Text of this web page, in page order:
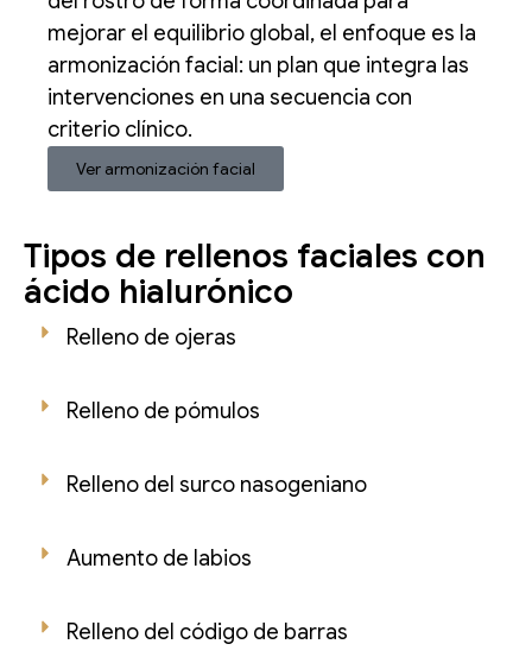
mejorar el equilibrio global, el enfoque es la
armonización facial: un plan que integra las
intervenciones en una secuencia con
criterio clínico.
Ver armonización facial
Tipos de rellenos faciales con
ácido hialurónico
Relleno de ojeras
Relleno de pómulos
Relleno del surco nasogeniano
Aumento de labios
Relleno del código de barras